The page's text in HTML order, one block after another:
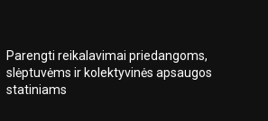
Parengti reikalavimai priedangoms,
slėptuvėms ir kolektyvinės apsaugos
statiniams